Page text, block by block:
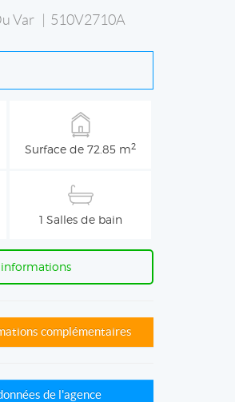
Var | 510V2710A
Surface de 72.85 m2
1 Salles de bain
complémentaires
de l'agence